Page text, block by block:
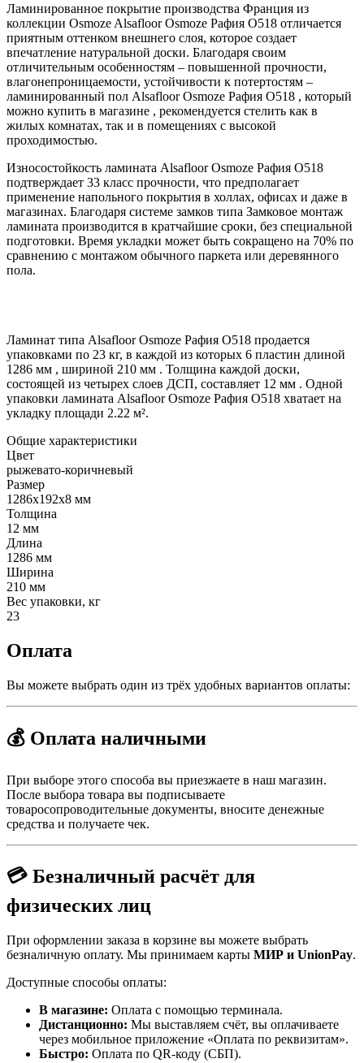
Ламинированное покрытие производства Франция из
коллекции Osmoze Alsafloor Osmoze Рафия O518 отличается
приятным оттенком внешнего слоя, которое создает
впечатление натуральной доски. Благодаря своим
отличительным особенностям – повышенной прочности,
влагонепроницаемости, устойчивости к потертостям –
ламинированный пол Alsafloor Osmoze Рафия O518 , который
можно купить в магазине , рекомендуется стелить как в
жилых комнатах, так и в помещениях с высокой
проходимостью.
Износостойкость ламината Alsafloor Osmoze Рафия O518
подтверждает 33 класс прочности, что предполагает
применение напольного покрытия в холлах, офисах и даже в
магазинах. Благодаря системе замков типа Замковое монтаж
ламината производится в кратчайшие сроки, без специальной
подготовки. Время укладки может быть сокращено на 70% по
сравнению с монтажом обычного паркета или деревянного
пола.
Ламинат типа Alsafloor Osmoze Рафия O518 продается
упаковками по 23 кг, в каждой из которых 6 пластин длиной
1286 мм , шириной 210 мм . Толщина каждой доски,
состоящей из четырех слоев ДСП, составляет 12 мм . Одной
упаковки ламината Alsafloor Osmoze Рафия O518 хватает на
укладку площади 2.22 м².
Общие характеристики
Цвет
рыжевато-коричневый
Размер
1286x192x8 мм
Толщина
12 мм
Длина
1286 мм
Ширина
210 мм
Вес упаковки, кг
23
Оплата
Вы можете выбрать один из трёх удобных вариантов оплаты:
💰 Оплата наличными
При выборе этого способа вы приезжаете в наш магазин.
После выбора товара вы подписываете
товаросопроводительные документы, вносите денежные
средства и получаете чек.
💳 Безналичный расчёт для
физических лиц
При оформлении заказа в корзине вы можете выбрать
безналичную оплату. Мы принимаем карты МИР и UnionPay.
Доступные способы оплаты:
В магазине: Оплата с помощью терминала.
Дистанционно: Мы выставляем счёт, вы оплачиваете
через мобильное приложение «Оплата по реквизитам».
Быстро: Оплата по QR-коду (СБП).